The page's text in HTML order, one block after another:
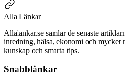
Alla Länkar
Allalankar.se samlar de senaste
inredning, hälsa, ekonomi och mycket
kunskap och smarta tips.
Snabblänkar